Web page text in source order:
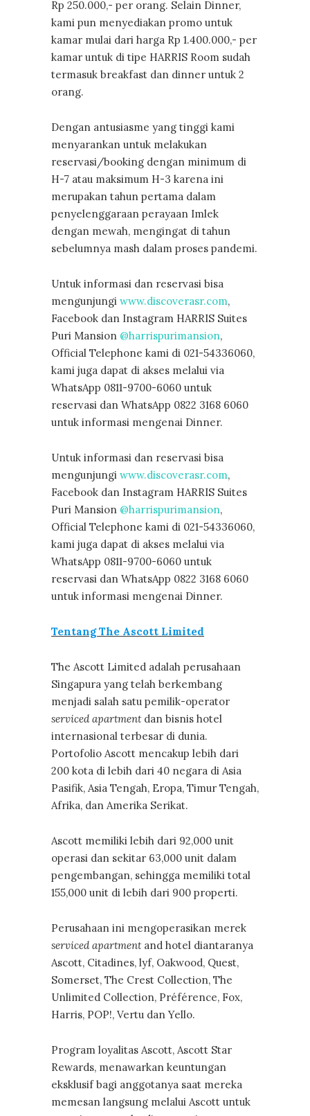
Rp 250.000,- per orang. Selain Dinner,
kami pun menyediakan promo untuk
kamar mulai dari harga Rp 1.400.000,- per
kamar untuk di tipe HARRIS Room sudah
termasuk breakfast dan dinner untuk 2
orang.
Dengan antusiasme yang tinggi kami
menyarankan untuk melakukan
reservasi/booking dengan minimum di
H-7 atau maksimum H-3 karena ini
merupakan tahun pertama dalam
penyelenggaraan perayaan Imlek
dengan mewah, mengingat di tahun
sebelumnya mash dalam proses pandemi.
Untuk informasi dan reservasi bisa
mengunjungi www.discoverasr.com,
Facebook dan Instagram HARRIS Suites
Puri Mansion @harrispurimansion,
Official Telephone kami di 021-54336060,
kami juga dapat di akses melalui via
WhatsApp 0811-9700-6060 untuk
reservasi dan WhatsApp 0822 3168 6060
untuk informasi mengenai Dinner.
Untuk informasi dan reservasi bisa
mengunjungi www.discoverasr.com,
Facebook dan Instagram HARRIS Suites
Puri Mansion @harrispurimansion,
Official Telephone kami di 021-54336060,
kami juga dapat di akses melalui via
WhatsApp 0811-9700-6060 untuk
reservasi dan WhatsApp 0822 3168 6060
untuk informasi mengenai Dinner.
Tentang The Ascott Limited
The Ascott Limited adalah perusahaan
Singapura yang telah berkembang
menjadi salah satu pemilik-operator
serviced apartment dan bisnis hotel
internasional terbesar di dunia.
Portofolio Ascott mencakup lebih dari
200 kota di lebih dari 40 negara di Asia
Pasifik, Asia Tengah, Eropa, Timur Tengah,
Afrika, dan Amerika Serikat.
Ascott memiliki lebih dari 92,000 unit
operasi dan sekitar 63,000 unit dalam
pengembangan, sehingga memiliki total
155,000 unit di lebih dari 900 properti.
Perusahaan ini mengoperasikan merek
serviced apartmentand hotel diantaranya
Ascott, Citadines, lyf, Oakwood, Quest,
Somerset, The Crest Collection, The
Unlimited Collection, Préférence, Fox,
Harris, POP!, Vertu dan Yello.
Program loyalitas Ascott, Ascott Star
Rewards, menawarkan keuntungan
eksklusif bagi anggotanya saat mereka
memesan langsung melalui Ascott untuk